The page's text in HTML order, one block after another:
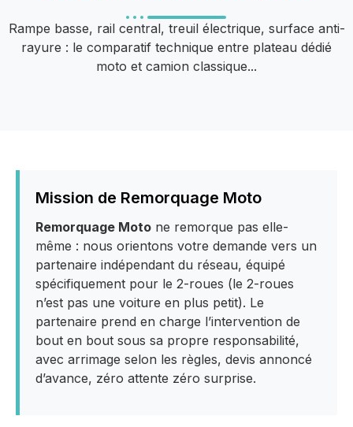
Rampe basse, rail central, treuil électrique, surface anti-
rayure : le comparatif technique entre plateau dédié
moto et camion classique...
Mission de Remorquage Moto
Remorquage Moto ne remorque pas elle-
même : nous orientons votre demande vers un
partenaire indépendant du réseau, équipé
spécifiquement pour le 2-roues (le 2-roues
n’est pas une voiture en plus petit). Le
partenaire prend en charge l’intervention de
bout en bout sous sa propre responsabilité,
avec arrimage selon les règles, devis annoncé
d’avance, zéro attente zéro surprise.